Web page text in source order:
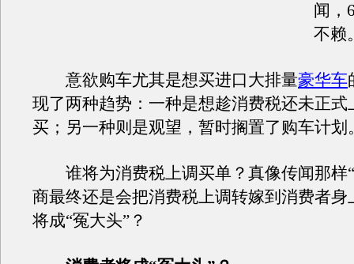
闻，
不赖
意欲购车尤其是想买进口大排量豪华车
现了两种趋势：一种是想趁消费税还未正式
买；另一种则是观望，暂时搁置了购车计划
谁将为消费税上调买单？真像传闻那样
商最终还是会把消费税上调转嫁到消费者身
将成“冤大头”？